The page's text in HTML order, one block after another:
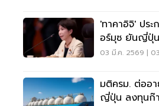
'ทาคาอิจิ' ปร
อร์มุซ ยันญี่ปุ่น
9 เดือน
03 มี.ค. 2569 |
มติครม. ต่ออ
ญี่ปุ่น ลงทุนก๊า